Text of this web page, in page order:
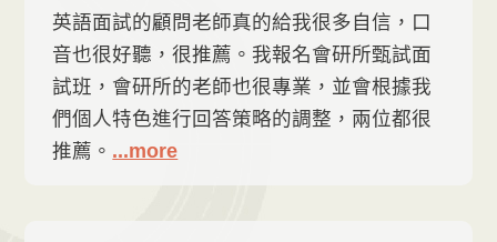
英語面試的顧問老師真的給我很多自信，口
音也很好聽，很推薦。我報名會研所甄試面
試班，會研所的老師也很專業，並會根據我
們個人特色進行回答策略的調整，兩位都很
推薦。 ...more